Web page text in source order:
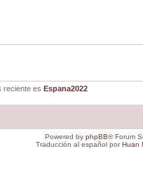
reciente es Espana2022
Powered by phpBB® Forum
Traducción al español porHuan